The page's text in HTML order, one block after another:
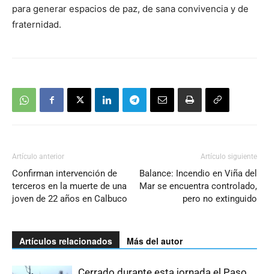
para generar espacios de paz, de sana convivencia y de
fraternidad.
Artículo anterior
Confirman intervención de
terceros en la muerte de una
joven de 22 años en Calbuco
Artículo siguiente
Balance: Incendio en Viña del
Mar se encuentra controlado,
pero no extinguido
Artículos relacionados Más del autor